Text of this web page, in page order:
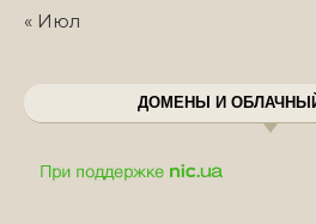
« Июл
ДОМЕНЫ И